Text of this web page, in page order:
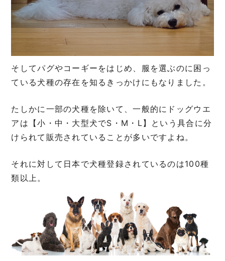
そしてパグやコーギーをはじめ、服を選ぶのに困っ
ている犬種の存在を知るきっかけにもなりました。
たしかに一部の犬種を除いて、一般的にドッグウエ
アは【小・中・大型犬でS・M・L】という具合に分
けられて販売されていることが多いですよね。
それに対して日本で犬種登録されているのは100種
類以上。